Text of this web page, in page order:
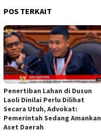
POS TERKAIT
Penertiban Lahan di Dusun
Laoli Dinilai Perlu Dilihat
Secara Utuh, Advokat:
Pemerintah Sedang Amankan
Aset Daerah